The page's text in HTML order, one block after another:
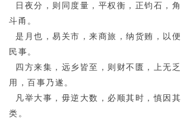
日夜分，则同度量，平权衡，正钧石，角
斗甬。
是月也，易关市，来商旅，纳货贿，以便
民事。
四方来集，远乡皆至，则财不匮，上无乏
用，百事乃遂。
凡举大事，毋逆大数，必顺其时，慎因其
类。